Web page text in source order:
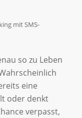
mit SMS-
so zu Leben
eine
oder denkt
verpasst,